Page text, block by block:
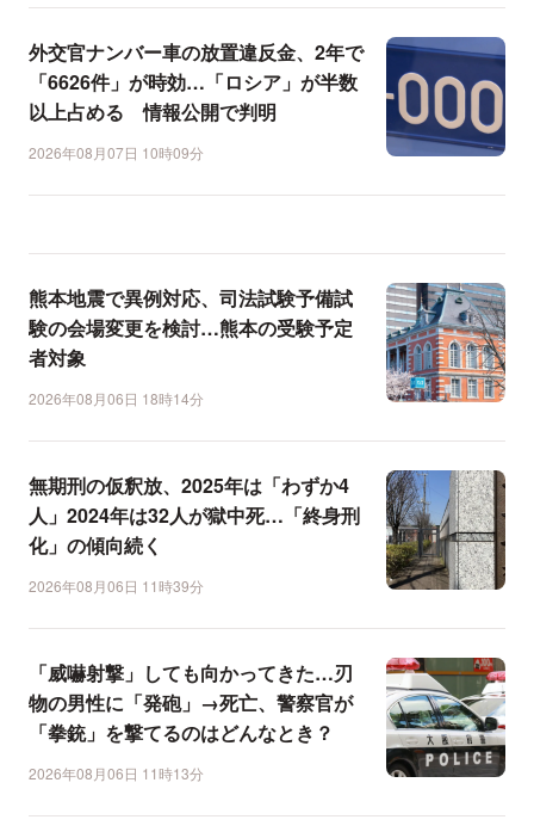
外交官ナンバー車の放置違反金、2年で
「6626件」が時効…「ロシア」が半数
以上占める 情報公開で判明
2026年08月07日 10時09分
熊本地震で異例対応、司法試験予備試
験の会場変更を検討…熊本の受験予定
者対象
2026年08月06日 18時14分
無期刑の仮釈放、2025年は「わずか4
人」2024年は32人が獄中死…「終身刑
化」の傾向続く
2026年08月06日 11時39分
「威嚇射撃」しても向かってきた…刃
物の男性に「発砲」→死亡、警察官が
「拳銃」を撃てるのはどんなとき？
2026年08月06日 11時13分